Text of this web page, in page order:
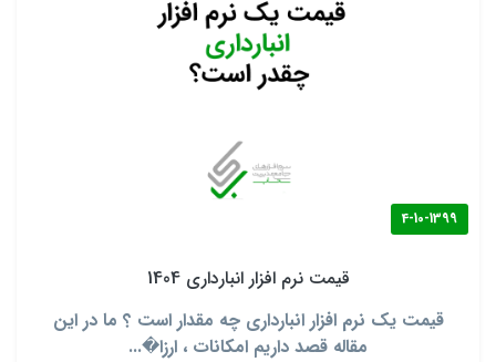
4-10-1399
قیمت نرم افزار انبارداری 1404
قیمت یک نرم افزار انبارداری چه مقدار است ؟ ما در این
مقاله قصد داریم امکانات ، ارزا�...